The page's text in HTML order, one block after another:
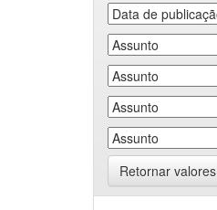
Retornar valores